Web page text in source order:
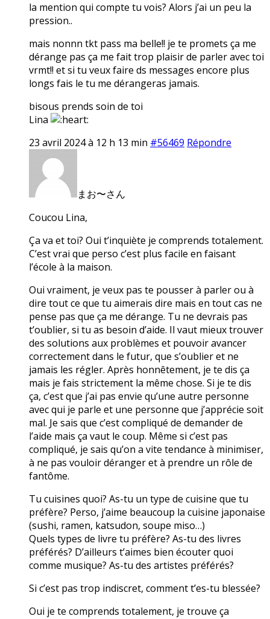
la mention qui compte tu vois? Alors j’ai un peu la
pression..
mais nonnn tkt pass ma belle!! je te promets ça me
dérange pas ça me fait trop plaisir de parler avec toi
vrmt!! et si tu veux faire ds messages encore plus
longs fais le tu me dérangeras jamais.
bisous prends soin de toi
Lina
23 avril 2024 à 12 h 13 min #56469 Répondre
まお〜さん
Coucou Lina,
Ça va et toi? Oui t’inquiète je comprends totalement.
C’est vrai que perso c’est plus facile en faisant
l’école à la maison.
Oui vraiment, je veux pas te pousser à parler ou à
dire tout ce que tu aimerais dire mais en tout cas ne
pense pas que ça me dérange. Tu ne devrais pas
t’oublier, si tu as besoin d’aide. Il vaut mieux trouver
des solutions aux problèmes et pouvoir avancer
correctement dans le futur, que s’oublier et ne
jamais les régler. Après honnêtement, je te dis ça
mais je fais strictement la même chose. Si je te dis
ça, c’est que j’ai pas envie qu’une autre personne
avec qui je parle et une personne que j’apprécie soit
mal. Je sais que c’est compliqué de demander de
l’aide mais ça vaut le coup. Même si c’est pas
compliqué, je sais qu’on a vite tendance à minimiser,
à ne pas vouloir déranger et à prendre un rôle de
fantôme.
Tu cuisines quoi? As-tu un type de cuisine que tu
préfère? Perso, j’aime beaucoup la cuisine japonaise
(sushi, ramen, katsudon, soupe miso…)
Quels types de livre tu préfère? As-tu des livres
préférés? D’ailleurs t’aimes bien écouter quoi
comme musique? As-tu des artistes préférés?
Si c’est pas trop indiscret, comment t’es-tu blessée?
Oui je te comprends totalement, je trouve ça